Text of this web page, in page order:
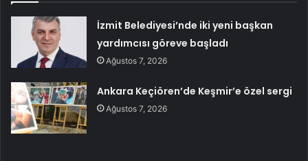
İzmit Belediyesi’nde iki yeni başkan
yardımcısı göreve başladı
Ağustos 7, 2026
Ankara Keçiören’de Keşmir’e özel sergi
Ağustos 7, 2026